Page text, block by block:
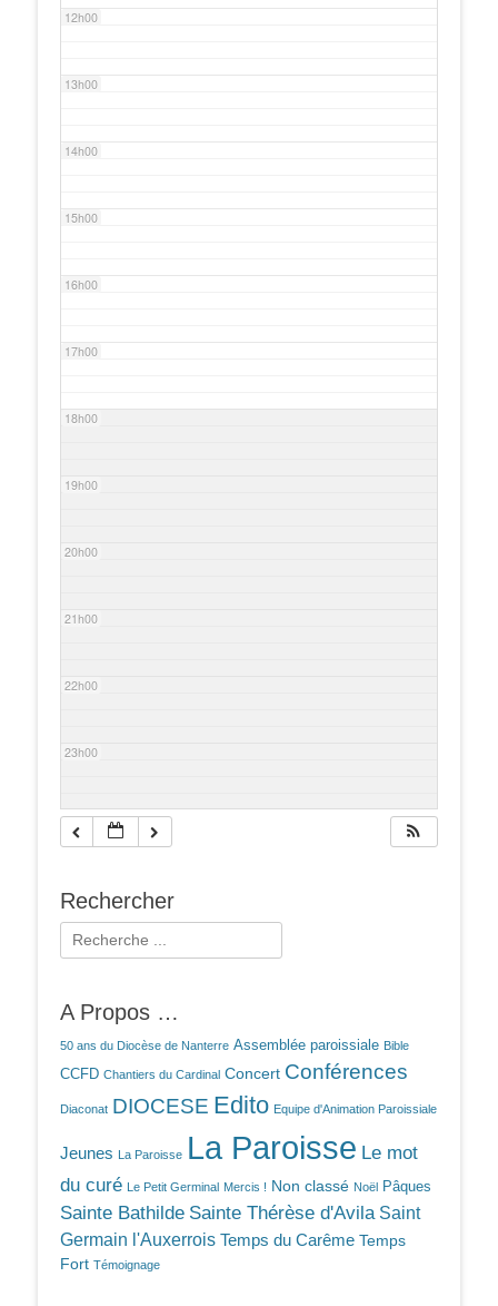
12h00
13h00
14h00
15h00
16h00
17h00
18h00
19h00
20h00
21h00
22h00
23h00
Rechercher
Rechercher :
A Propos …
50 ans du Diocèse de Nanterre Assemblée paroissiale Bible
CCFD Chantiers du Cardinal Concert Conférences
Diaconat DIOCESE Edito Equipe d'Animation Paroissiale
Jeunes La Paroisse La Paroisse Le mot
du curé Le Petit Germinal Mercis ! Non classé Noël Pâques
Sainte Bathilde Sainte Thérèse d'Avila Saint
Germain l'Auxerrois Temps du Carême Temps
Fort Témoignage